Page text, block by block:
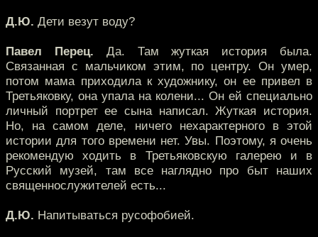
Д.Ю. Дети везут воду?
Павел Перец. Да. Там жуткая история была.
Связанная с мальчиком этим, по центру. Он умер,
потом мама приходила к художнику, он ее привел в
Третьяковку, она упала на колени... Он ей специально
личный портрет ее сына написал. Жуткая история.
Но, на самом деле, ничего нехарактерного в этой
истории для того времени нет. Увы. Поэтому, я очень
рекомендую ходить в Третьяковскую галерею и в
Русский музей, там все наглядно про быт наших
священнослужителей есть...
Д.Ю. Напитываться русофобией.